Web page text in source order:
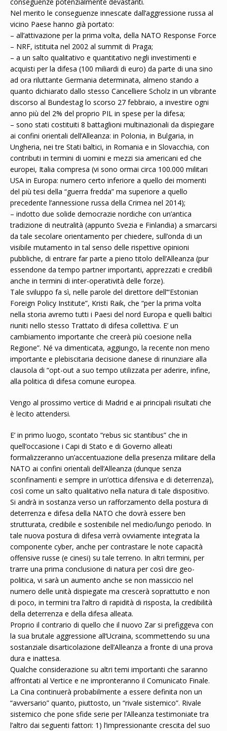
conseguenze potenzialmente devastanti.
Nel merito le conseguenze innescate dall’aggressione russa al
vicino Paese hanno già portato:
– all’attivazione per la prima volta, della NATO Response Force
– NRF, istituita nel 2002 al summit di Praga;
– a un salto qualitativo e quantitativo negli investimenti e
acquisti per la difesa (100 miliardi di euro) da parte di una sino
ad ora riluttante Germania determinata, almeno stando a
quanto dichiarato dallo stesso Cancelliere Scholz in un vibrante
discorso al Bundestag lo scorso 27 febbraio, a investire ogni
anno più del 2% del proprio PIL in spese per la difesa;
– sono stati costituiti 8 battaglioni multinazionali da dispiegare
ai confini orientali dell’Alleanza: in Polonia, in Bulgaria, in
Ungheria, nei tre Stati baltici, in Romania e in Slovacchia, con
contributi in termini di uomini e mezzi sia americani ed che
europei, Italia compresa (vi sono ormai circa 100.000 militari
USA in Europa: numero certo inferiore a quello dei momenti
del più tesi della “guerra fredda” ma superiore a quello
precedente l’annessione russa della Crimea nel 2014);
– indotto due solide democrazie nordiche con un’antica
tradizione di neutralità (appunto Svezia e Finlandia) a smarcarsi
da tale secolare orientamento per chiedere, sull’onda di un
visibile mutamento in tal senso delle rispettive opinioni
pubbliche, di entrare far parte a pieno titolo dell’Alleanza (pur
essendone da tempo partner importanti, apprezzati e credibili
anche in termini di inter-operatività delle forze).
Tale sviluppo fa sì, nelle parole del direttore dell’“Estonian
Foreign Policy Institute”, Kristi Raik, che “per la prima volta
nella storia avremo tutti i Paesi del nord Europa e quelli baltici
riuniti nello stesso Trattato di difesa collettiva. E’ un
cambiamento importante che creerà più coesione nella
Regione”. Né va dimenticata, aggiungo, la recente non meno
importante e plebiscitaria decisione danese di rinunziare alla
clausola di “opt-out a suo tempo utilizzata per aderire, infine,
alla politica di difesa comune europea.
Vengo al prossimo vertice di Madrid e ai principali risultati che
è lecito attendersi.
E’ in primo luogo, scontato “rebus sic stantibus” che in
quell’occasione i Capi di Stato e di Governo alleati
formalizzeranno un’accentuazione della presenza militare della
NATO ai confini orientali dell’Alleanza (dunque senza
sconfinamenti e sempre in un’ottica difensiva e di deterrenza),
così come un salto qualitativo nella natura di tale dispositivo.
Si andrà in sostanza verso un rafforzamento della postura di
deterrenza e difesa della NATO che dovrà essere ben
strutturata, credibile e sostenibile nel medio/lungo periodo. In
tale nuova postura di difesa verrà ovviamente integrata la
componente cyber, anche per contrastare le note capacità
offensive russe (e cinesi) su tale terreno. In altri termini, per
trarre una prima conclusione di natura per così dire geo-
politica, vi sarà un aumento anche se non massiccio nel
numero delle unità dispiegate ma crescerà soprattutto e non
di poco, in termini tra l’altro di rapidità di risposta, la credibilità
della deterrenza e della difesa alleata.
Proprio il contrario di quello che il nuovo Zar si prefiggeva con
la sua brutale aggressione all’Ucraina, scommettendo su una
sostanziale disarticolazione dell’Alleanza a fronte di una prova
dura e inattesa.
Qualche considerazione su altri temi importanti che saranno
affrontati al Vertice e ne impronteranno il Comunicato Finale.
La Cina continuerà probabilmente a essere definita non un
“avversario” quanto, piuttosto, un “rivale sistemico”. Rivale
sistemico che pone sfide serie per l’Alleanza testimoniate tra
l’altro dai seguenti fattori: 1) l’impressionante crescita del suo